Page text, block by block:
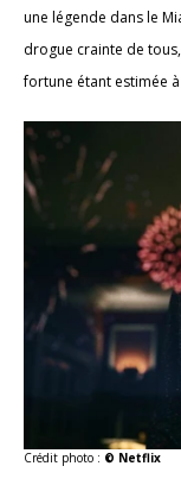
une légende dans le
drogue crainte de
fortune étant estimée
Crédit photo : © Netflix